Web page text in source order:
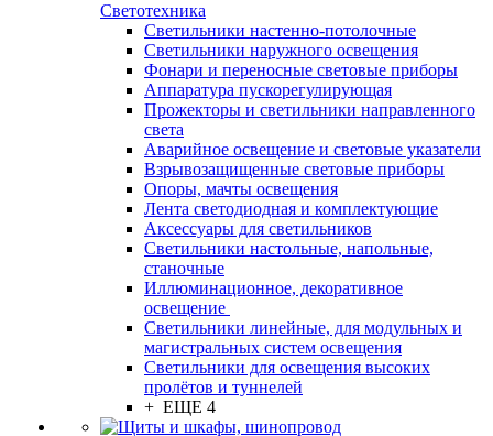
Светотехника
Светильники настенно-потолочные
Светильники наружного освещения
Фонари и переносные световые приборы
Аппаратура пускорегулирующая
Прожекторы и светильники направленного
света
Аварийное освещение и световые указатели
Взрывозащищенные световые приборы
Опоры, мачты освещения
Лента светодиодная и комплектующие
Аксессуары для светильников
Светильники настольные, напольные,
станочные
Иллюминационное, декоративное
освещение
Светильники линейные, для модульных и
магистральных систем освещения
Светильники для освещения высоких
пролётов и туннелей
+ ЕЩЕ 4